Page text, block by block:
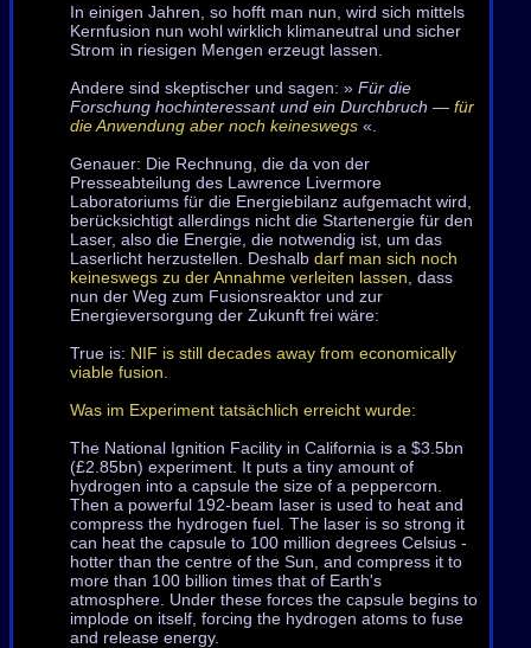
In einigen Jahren, so hofft man nun, wird sich mittels
Kernfusion nun wohl wirklich klimaneutral und sicher
Strom in riesigen Mengen erzeugt lassen.
Andere sind skeptischer und sagen: » Für die
Forschung hochinteressant und ein Durchbruch — für
die Anwendung aber noch keineswegs «.
Genauer: Die Rechnung, die da von der
Presseabteilung des Lawrence Livermore
Laboratoriums für die Energiebilanz aufgemacht wird,
berücksichtigt allerdings nicht die Startenergie für den
Laser, also die Energie, die notwendig ist, um das
Laserlicht herzustellen. Deshalb darf man sich noch
keineswegs zu der Annahme verleiten lassen , dass
nun der Weg zum Fusionsreaktor und zur
Energieversorgung der Zukunft frei wäre:
True is: NIF is still decades away from economically
viable fusion.
Was im Experiment tatsächlich erreicht wurde:
The National Ignition Facility in California is a $3.5bn
(£2.85bn) experiment. It puts a tiny amount of
hydrogen into a capsule the size of a peppercorn.
Then a powerful 192-beam laser is used to heat and
compress the hydrogen fuel. The laser is so strong it
can heat the capsule to 100 million degrees Celsius -
hotter than the centre of the Sun, and compress it to
more than 100 billion times that of Earth's
atmosphere. Under these forces the capsule begins to
implode on itself, forcing the hydrogen atoms to fuse
and release energy.